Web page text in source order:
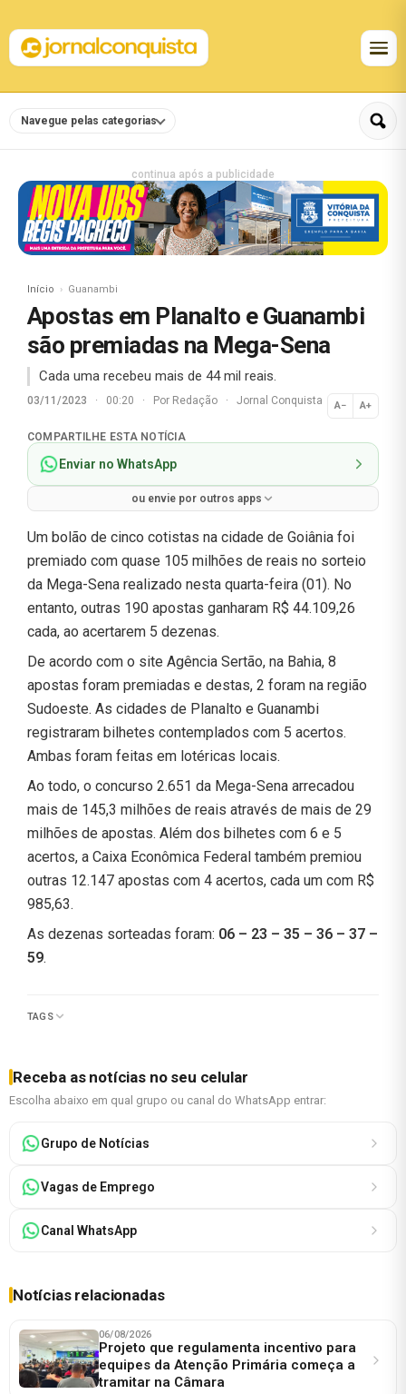
Navegue pelas categorias
continua após a publicidade
Início Guanambi
Apostas em Planalto e Guanambi
são premiadas na Mega-Sena
Cada uma recebeu mais de 44 mil reais.
03/11/2023 · 00:20 · Por Redação · Jornal Conquista A− A+
Normal
COMPARTILHE ESTA NOTÍCIA
Enviar no WhatsApp
ou envie por outros apps
Um bolão de cinco cotistas na cidade de Goiânia foi
premiado com quase 105 milhões de reais no sorteio
da Mega-Sena realizado nesta quarta-feira (01). No
entanto, outras 190 apostas ganharam R$ 44.109,26
cada, ao acertarem 5 dezenas.
De acordo com o site Agência Sertão, na Bahia, 8
apostas foram premiadas e destas, 2 foram na região
Sudoeste. As cidades de Planalto e Guanambi
registraram bilhetes contemplados com 5 acertos.
Ambas foram feitas em lotéricas locais.
Ao todo, o concurso 2.651 da Mega-Sena arrecadou
mais de 145,3 milhões de reais através de mais de 29
milhões de apostas. Além dos bilhetes com 6 e 5
acertos, a Caixa Econômica Federal também premiou
outras 12.147 apostas com 4 acertos, cada um com R$
985,63.
As dezenas sorteadas foram: 06 – 23 – 35 – 36 – 37 –
59.
TAGS
Receba as notícias no seu celular
Escolha abaixo em qual grupo ou canal do WhatsApp entrar:
Grupo de Notícias
Vagas de Emprego
Canal WhatsApp
Notícias relacionadas
06/08/2026
Projeto que regulamenta incentivo para
equipes da Atenção Primária começa a
tramitar na Câmara